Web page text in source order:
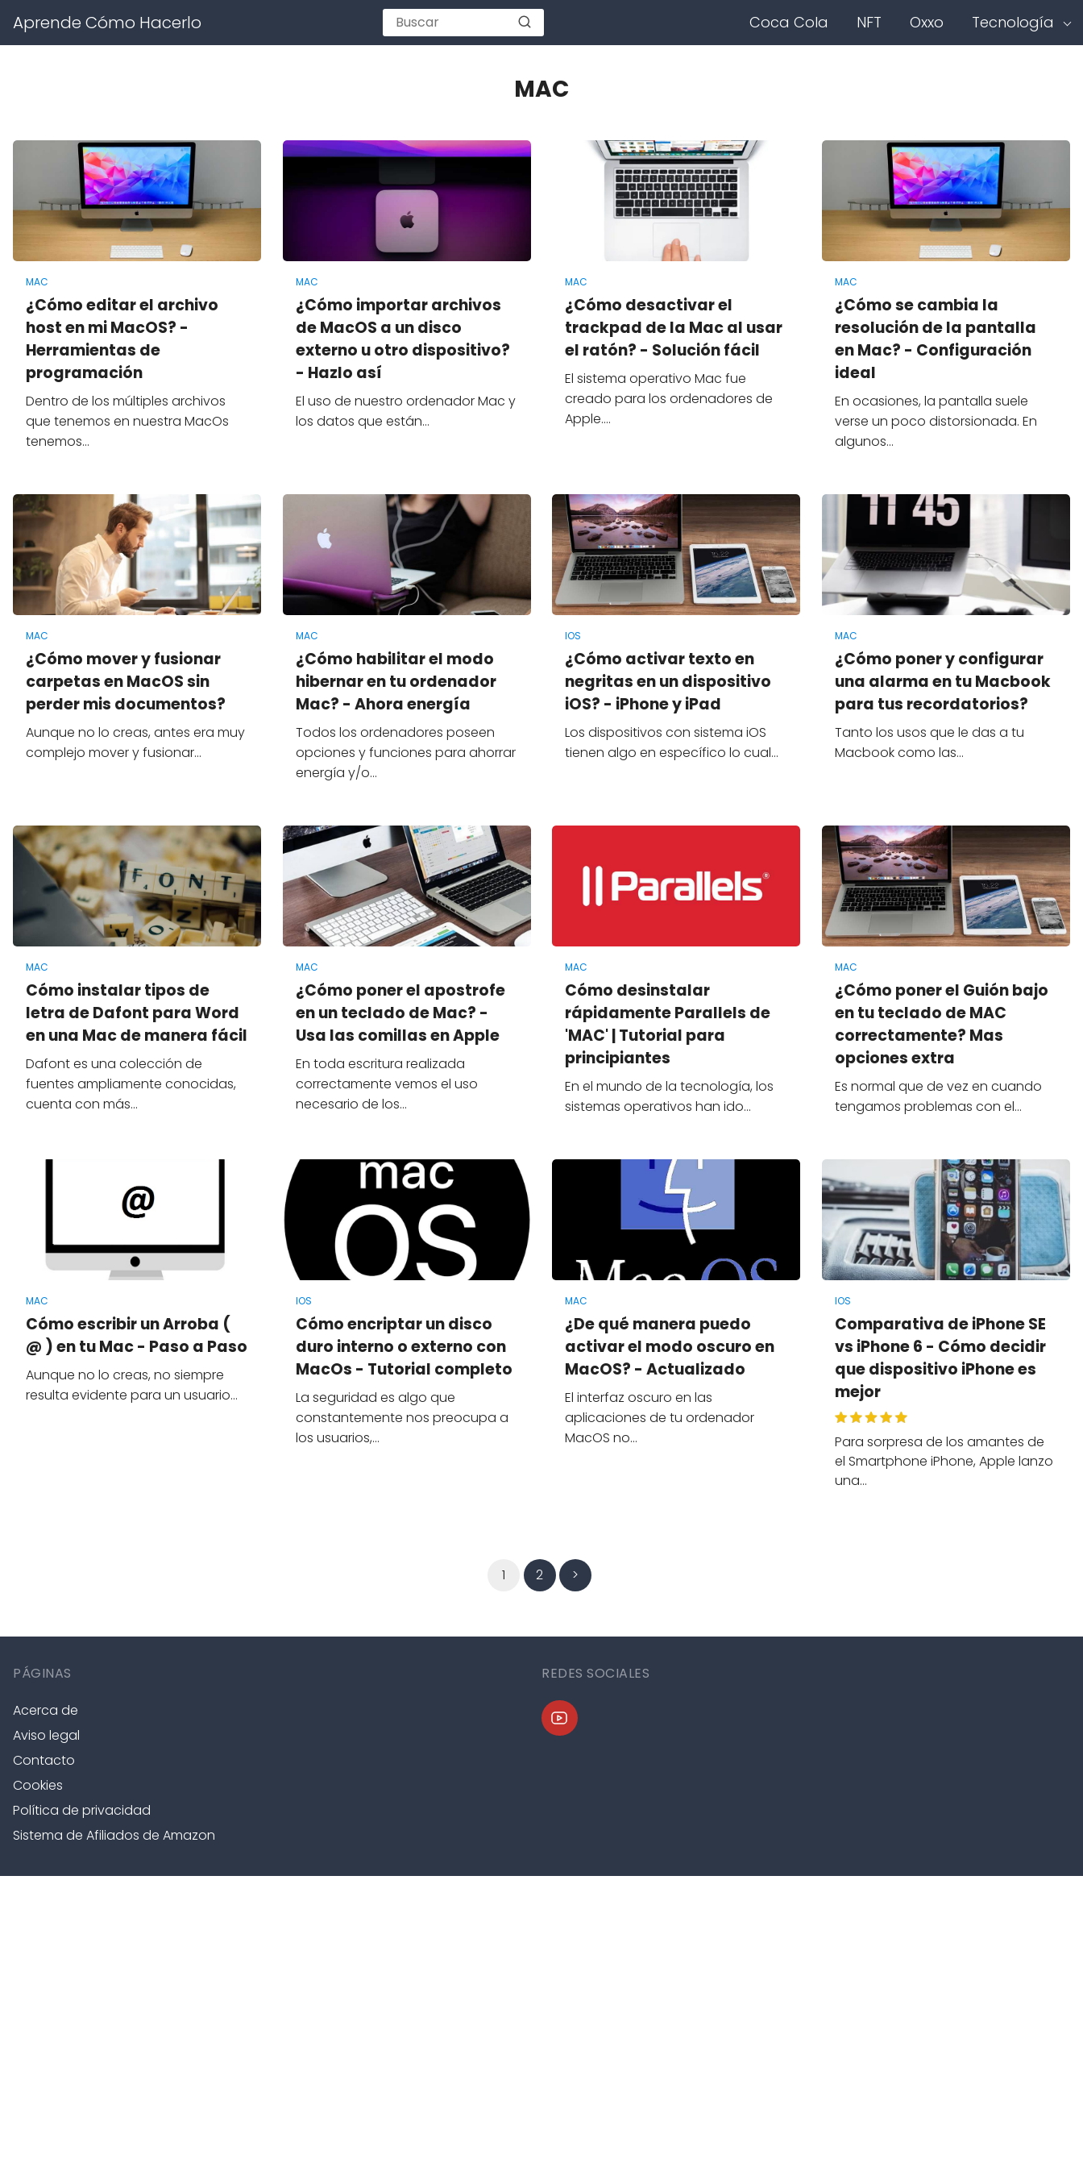
Aprende Cómo Hacerlo Coca Cola NFT Oxxo Tecnología
MAC
MAC
¿Cómo editar el archivo
host en mi MacOS? -
Herramientas de
programación
Dentro de los múltiples archivos
que tenemos en nuestra MacOs
tenemos…
MAC
¿Cómo importar archivos
de MacOS a un disco
externo u otro dispositivo?
- Hazlo así
El uso de nuestro ordenador Mac y
los datos que están…
MAC
¿Cómo desactivar el
trackpad de la Mac al usar
el ratón? - Solución fácil
El sistema operativo Mac fue
creado para los ordenadores de
Apple.…
MAC
¿Cómo se cambia la
resolución de la pantalla
en Mac? - Configuración
ideal
En ocasiones, la pantalla suele
verse un poco distorsionada. En
algunos…
MAC
¿Cómo mover y fusionar
carpetas en MacOS sin
perder mis documentos?
Aunque no lo creas, antes era muy
complejo mover y fusionar…
MAC
¿Cómo habilitar el modo
hibernar en tu ordenador
Mac? - Ahora energía
Todos los ordenadores poseen
opciones y funciones para ahorrar
energía y/o…
IOS
¿Cómo activar texto en
negritas en un dispositivo
iOS? - iPhone y iPad
Los dispositivos con sistema iOS
tienen algo en específico lo cual…
MAC
¿Cómo poner y configurar
una alarma en tu Macbook
para tus recordatorios?
Tanto los usos que le das a tu
Macbook como las…
MAC
Cómo instalar tipos de
letra de Dafont para Word
en una Mac de manera fácil
Dafont es una colección de
fuentes ampliamente conocidas,
cuenta con más…
MAC
¿Cómo poner el apostrofe
en un teclado de Mac? -
Usa las comillas en Apple
En toda escritura realizada
correctamente vemos el uso
necesario de los…
MAC
Cómo desinstalar
rápidamente Parallels de
'MAC' | Tutorial para
principiantes
En el mundo de la tecnología, los
sistemas operativos han ido…
MAC
¿Cómo poner el Guión bajo
en tu teclado de MAC
correctamente? Mas
opciones extra
Es normal que de vez en cuando
tengamos problemas con el…
MAC
Cómo escribir un Arroba (
@ ) en tu Mac - Paso a Paso
Aunque no lo creas, no siempre
resulta evidente para un usuario…
IOS
Cómo encriptar un disco
duro interno o externo con
MacOs - Tutorial completo
La seguridad es algo que
constantemente nos preocupa a
los usuarios,…
MAC
¿De qué manera puedo
activar el modo oscuro en
MacOS? - Actualizado
El interfaz oscuro en las
aplicaciones de tu ordenador
MacOS no…
IOS
Comparativa de iPhone SE
vs iPhone 6 - Cómo decidir
que dispositivo iPhone es
mejor
Para sorpresa de los amantes de
el Smartphone iPhone, Apple lanzo
una…
1 2 >
PÁGINAS
Acerca de
Aviso legal
Contacto
Cookies
Política de privacidad
Sistema de Afiliados de Amazon
REDES SOCIALES